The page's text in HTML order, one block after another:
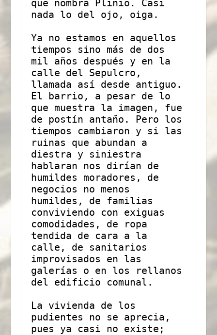
que nombra Plinio. Casi
nada lo del ojo, oiga.
Ya no estamos en aquellos
tiempos sino más de dos
mil años después y en la
calle del Sepulcro,
llamada así desde antiguo.
El barrio, a pesar de lo
que muestra la imagen, fue
de postín antaño. Pero los
tiempos cambiaron y si las
ruinas que abundan a
diestra y siniestra
hablaran nos dirían de
humildes moradores, de
negocios no menos
humildes, de familias
conviviendo con exiguas
comodidades, de ropa
tendida de cara a la
calle, de sanitarios
improvisados en las
galerías o en los rellanos
del edificio comunal.
La vivienda de los
pudientes no se aprecia,
pues ya casi no existe;